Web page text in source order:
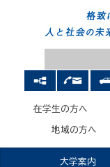
在学生の方へ
地域の方へ
大学案内